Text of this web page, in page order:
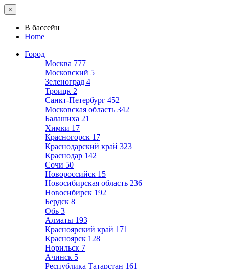
×
В бассейн
Home
Город
Москва 777
Московский 5
Зеленоград 4
Троицк 2
Санкт-Петербург 452
Московская область 342
Балашиха 21
Химки 17
Красногорск 17
Краснодарский край 323
Краснодар 142
Сочи 50
Новороссийск 15
Новосибирская область 236
Новосибирск 192
Бердск 8
Обь 3
Алматы 193
Красноярский край 171
Красноярск 128
Норильск 7
Ачинск 5
Республика Татарстан 161